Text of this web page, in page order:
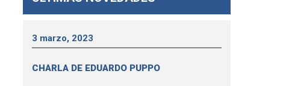
3 marzo, 2023
CHARLA DE EDUARDO PUPPO